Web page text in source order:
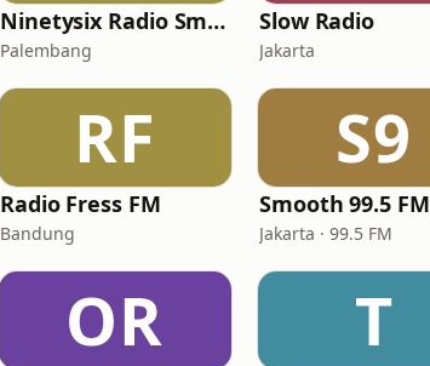
Ninetysix Radio Smooth Song
Palembang
Slow Radio
Jakarta
RF
Radio Fress FM
Bandung
S9
Smooth 99.5 FM
Jakarta · 99.5 FM
OR T